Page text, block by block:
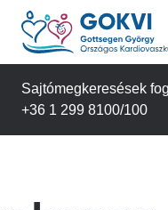
Ugrás
tartalomra
Sajtómegkeresések
+36 1 299 8100/100